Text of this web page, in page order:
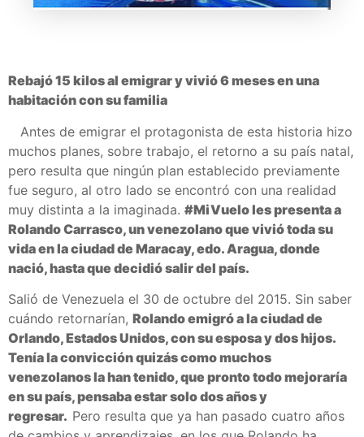
Rebajó 15 kilos al emigrar y vivió 6 meses en una
habitación con su familia
Antes de emigrar el protagonista de esta historia hizo
muchos planes, sobre trabajo, el retorno a su país natal,
pero resulta que ningún plan establecido previamente
fue seguro, al otro lado se encontró con una realidad
muy distinta a la imaginada. #MiVuelo les presenta a
Rolando Carrasco, un venezolano que vivió toda su
vida en la ciudad de Maracay, edo. Aragua, donde
nació, hasta que decidió salir del país.
Salió de Venezuela el 30 de octubre del 2015. Sin saber
cuándo retornarían, Rolando emigró a la ciudad de
Orlando, Estados Unidos, con su esposa y dos hijos.
Tenía la convicción quizás como muchos
venezolanos la han tenido, que pronto todo mejoraría
en su país, pensaba estar solo dos años y
regresar. Pero resulta que ya han pasado cuatro años